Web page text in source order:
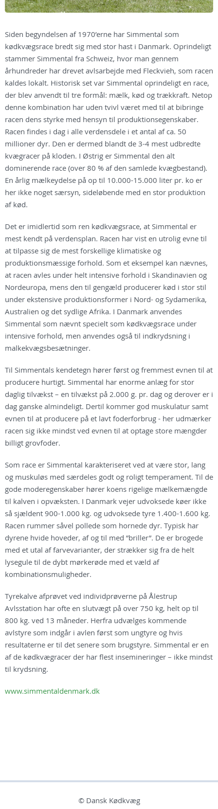
Siden begyndelsen af 1970’erne har Simmental som
kødkvægsrace bredt sig med stor hast i Danmark. Oprindeligt
stammer Simmental fra Schweiz, hvor man gennem
århundreder har drevet avlsarbejde med Fleckvieh, som racen
kaldes lokalt. Historisk set var Simmental oprindeligt en race,
der blev anvendt til tre formål: mælk, kød og trækkraft. Netop
denne kombination har uden tvivl været med til at bibringe
racen dens styrke med hensyn til produktionsegenskaber.
Racen findes i dag i alle verdensdele i et antal af ca. 50
millioner dyr. Den er dermed blandt de 3-4 mest udbredte
kvægracer på kloden. I Østrig er Simmental den alt
dominerende race (over 80 % af den samlede kvægbestand).
En årlig mælkeydelse på op til 10.000-15.000 liter pr. ko er
her ikke noget særsyn, sideløbende med en stor produktion
af kød.
Det er imidlertid som ren kødkvægsrace, at Simmental er
mest kendt på verdensplan. Racen har vist en utrolig evne til
at tilpasse sig de mest forskellige klimatiske og
produktionsmæssige forhold. Som et eksempel kan nævnes,
at racen avles under helt intensive forhold i Skandinavien og
Nordeuropa, mens den til gengæld producerer kød i stor stil
under ekstensive produktionsformer i Nord- og Sydamerika,
Australien og det sydlige Afrika. I Danmark anvendes
Simmental som nævnt specielt som kødkvægsrace under
intensive forhold, men anvendes også til indkrydsning i
malkekvægsbesætninger.
Til Simmentals kendetegn hører først og fremmest evnen til at
producere hurtigt. Simmental har enorme anlæg for stor
daglig tilvækst – en tilvækst på 2.000 g. pr. dag og derover er i
dag ganske almindeligt. Dertil kommer god muskulatur samt
evnen til at producere på et lavt foderforbrug - her udmærker
racen sig ikke mindst ved evnen til at optage store mængder
billigt grovfoder.
Som race er Simmental karakteriseret ved at være stor, lang
og muskuløs med særdeles godt og roligt temperament. Til de
gode moderegenskaber hører koens rigelige mælkemængde
til kalven i opvæksten. I Danmark vejer udvoksede køer ikke
så sjældent 900-1.000 kg. og udvoksede tyre 1.400-1.600 kg.
Racen rummer såvel pollede som hornede dyr. Typisk har
dyrene hvide hoveder, af og til med ”briller”. De er brogede
med et utal af farvevarianter, der strækker sig fra de helt
lysegule til de dybt mørkerøde med et væld af
kombinationsmuligheder.
Tyrekalve afprøvet ved individprøverne på Ålestrup
Avlsstation har ofte en slutvægt på over 750 kg, helt op til
800 kg. ved 13 måneder. Herfra udvælges kommende
avlstyre som indgår i avlen først som ungtyre og hvis
resultaterne er til det senere som brugstyre. Simmental er en
af de kødkvægracer der har flest insemineringer – ikke mindst
til krydsning.
www.simmentaldenmark.dk
© Dansk Kødkvæg